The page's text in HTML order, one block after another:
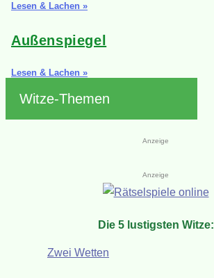
Lesen & Lachen »
Außenspiegel
Lesen & Lachen »
Witze-Themen
Anzeige
Anzeige
Die 5 lustigsten Witze:
Zwei Wetten